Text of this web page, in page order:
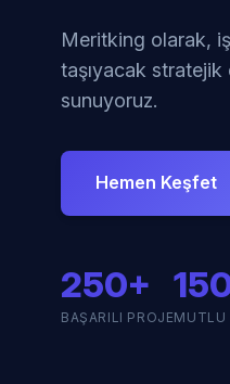
Meritking olarak,
taşıyacak
sunuyoruz.
Hemen Keşfet
250+
BAŞARILI PROJEMUTLU